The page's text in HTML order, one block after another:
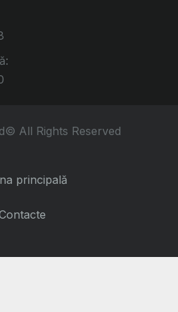
All Rights Reserved
principală